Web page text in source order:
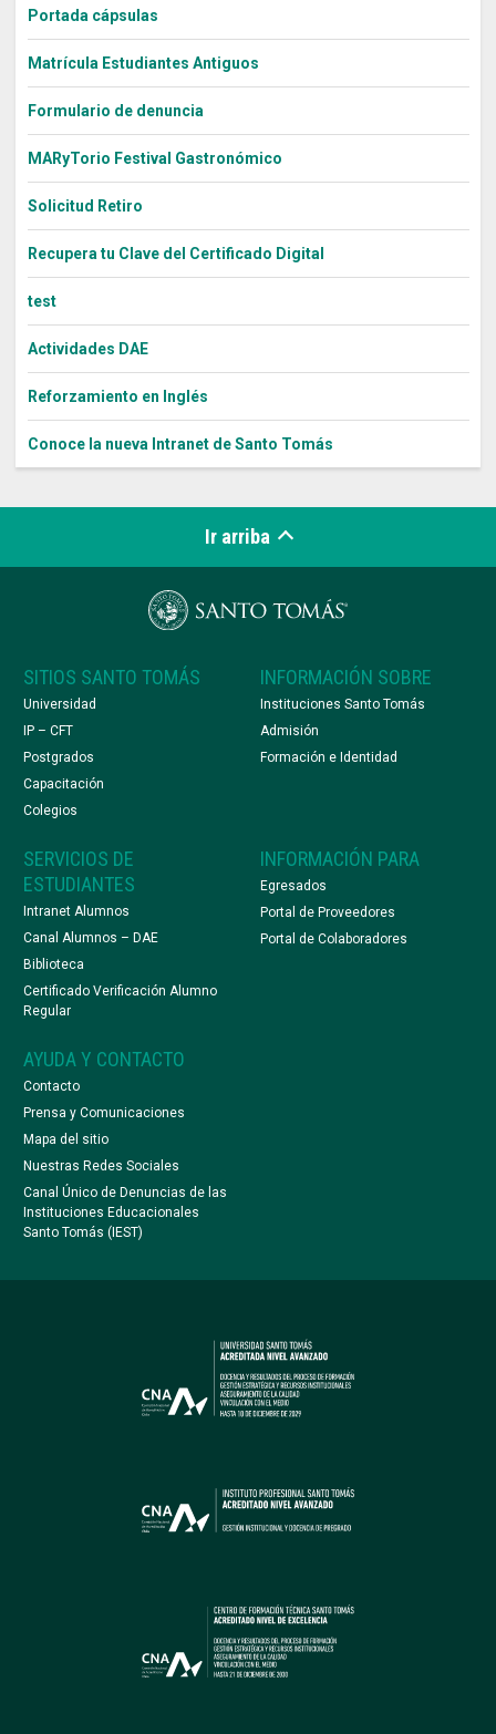
Portada cápsulas
Matrícula Estudiantes Antiguos
Formulario de denuncia
MARyTorio Festival Gastronómico
Solicitud Retiro
Recupera tu Clave del Certificado Digital
test
Actividades DAE
Reforzamiento en Inglés
Conoce la nueva Intranet de Santo Tomás
Ir arriba
SITIOS SANTO TOMÁS
Universidad
IP – CFT
Postgrados
Capacitación
Colegios
INFORMACIÓN SOBRE
Instituciones Santo Tomás
Admisión
Formación e Identidad
SERVICIOS DE
ESTUDIANTES
Intranet Alumnos
Canal Alumnos – DAE
Biblioteca
Certificado Verificación Alumno
Regular
INFORMACIÓN PARA
Egresados
Portal de Proveedores
Portal de Colaboradores
AYUDA Y CONTACTO
Contacto
Prensa y Comunicaciones
Mapa del sitio
Nuestras Redes Sociales
Canal Único de Denuncias de las
Instituciones Educacionales
Santo Tomás (IEST)